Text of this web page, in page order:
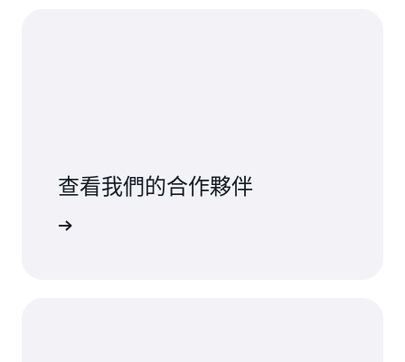
查看我們的合作夥伴